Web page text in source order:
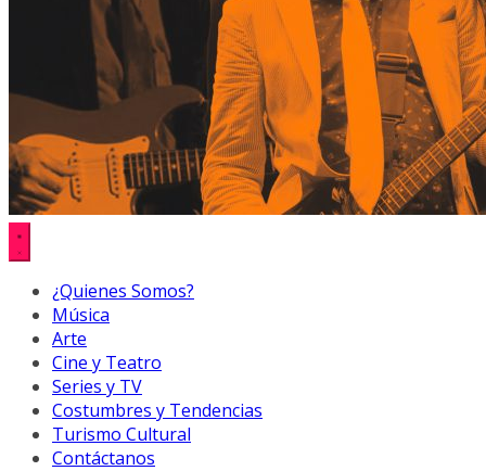
¿Quienes Somos?
Música
Arte
Cine y Teatro
Series y TV
Costumbres y Tendencias
Turismo Cultural
Contáctanos